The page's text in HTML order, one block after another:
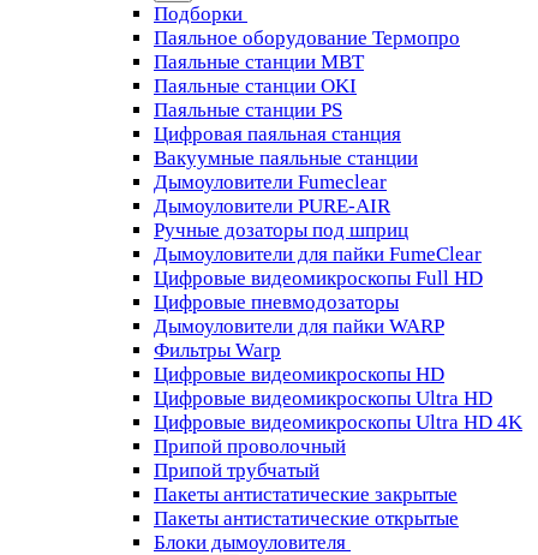
Подборки
Паяльное оборудование Термопро
Паяльные станции MBT
Паяльные станции OKI
Паяльные станции PS
Цифровая паяльная станция
Вакуумные паяльные станции
Дымоуловители Fumeclear
Дымоуловители PURE-AIR
Ручные дозаторы под шприц
Дымоуловители для пайки FumeClear
Цифровые видеомикроскопы Full HD
Цифровые пневмодозаторы
Дымоуловители для пайки WARP
Фильтры Warp
Цифровые видеомикроскопы HD
Цифровые видеомикроскопы Ultra HD
Цифровые видеомикроскопы Ultra HD 4K
Припой проволочный
Припой трубчатый
Пакеты антистатические закрытые
Пакеты антистатические открытые
Блоки дымоуловителя